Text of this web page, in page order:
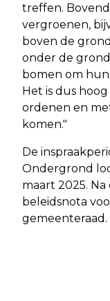
treffen.
vergroenen,
boven de
onder de
bomen om
Het is dus
ordenen en
komen."
De
Ondergrond
maart 2025.
beleidsnota
gemeenteraad.